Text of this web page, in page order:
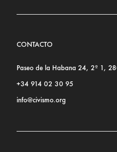
CONTACTO
Paseo de la Habana 24, 2º 1,
+34 914 02 30 95
info@civismo.org